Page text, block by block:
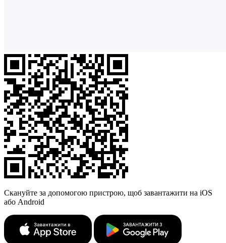
Скануйте за допомогою пристрою, щоб завантажити на iOS
або Android